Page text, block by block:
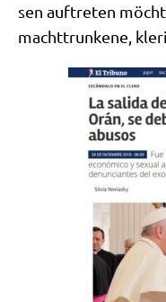
sen auf­tre­ten
macht­trun­ke­ne,